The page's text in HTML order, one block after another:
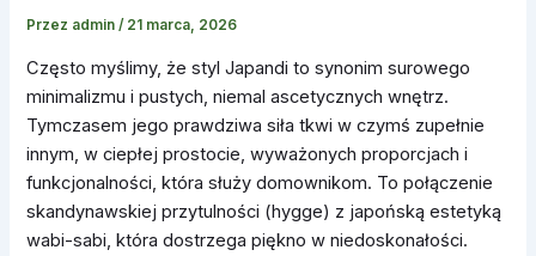
Przez admin/ 21 marca, 2026
Często myślimy, że styl Japandi to synonim surowego
minimalizmu i pustych, niemal ascetycznych wnętrz.
Tymczasem jego prawdziwa siła tkwi w czymś zupełnie
innym, w ciepłej prostocie, wyważonych proporcjach i
funkcjonalności, która służy domownikom. To połączenie
skandynawskiej przytulności (hygge) z japońską estetyką
wabi-sabi, która dostrzega piękno w niedoskonałości.